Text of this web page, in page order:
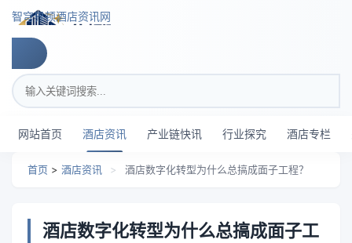
跳转到主要内容
智穹界顿酒店资讯网
搜索关键词
网站首页 酒店资讯 产业链快讯 行业探究 酒店专栏
首页 > 酒店资讯 > 酒店数字化转型为什么总搞成面子工程？
酒店数字化转型为什么总搞成面子工